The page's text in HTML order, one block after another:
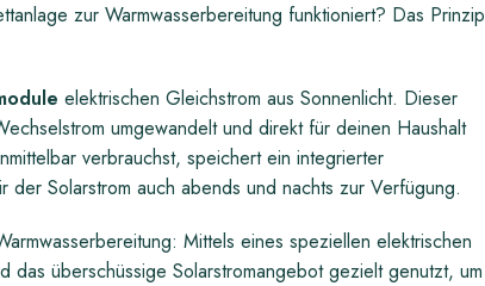
zur Warmwasserbereitung funktioniert? Das Prinzip
elektrischen Gleichstrom aus Sonnenlicht. Dieser
umgewandelt und direkt für deinen Haushalt
verbrauchst, speichert ein integrierter
der Solarstrom auch abends und nachts zur Verfügung.
Mittels eines speziellen elektrischen
das überschüssige Solarstromangebot gezielt genutzt, um